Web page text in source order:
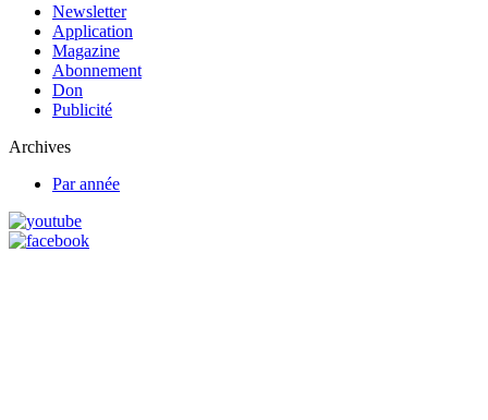
Newsletter
Application
Magazine
Abonnement
Don
Publicité
Archives
Par année